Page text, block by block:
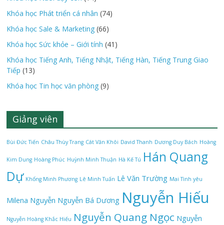
Khóa học Phát triển cá nhân (74)
Khóa học Sale & Marketing (66)
Khóa học Sức khỏe – Giới tính (41)
Khóa học Tiếng Anh, Tiếng Nhật, Tiếng Hàn, Tiếng Trung Giao
Tiếp (13)
Khóa học Tin học văn phòng (9)
Giảng viên
Bùi Đức Tiến Châu Thùy Trang Cát Văn Khôi David Thanh Dương Duy Bách Hoàng
Kim Dung Hoàng Phúc Huỳnh Minh Thuận Hà Kế Tú Hán Quang
Dự Khổng Minh Phương Lê Minh Tuấn Lê Văn Trường Mai Tình yêu
Milena Nguyễn Nguyễn Bá Dương Nguyễn Hiếu
Nguyễn Hoàng Khắc Hiếu Nguyễn Quang Ngọc Nguyễn